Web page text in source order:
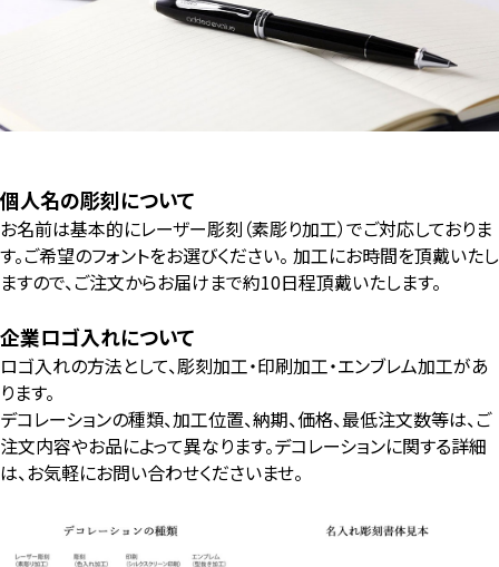
個人名の彫刻について
お名前は基本的にレーザー彫刻（素彫り加工）でご対応しておりま
す。ご希望のフォントをお選びください。 加工にお時間を頂戴いたし
ますので、ご注文からお届けまで約10日程頂戴いたします。
企業ロゴ入れについて
ロゴ入れの方法として、彫刻加工・印刷加工・エンブレム加工があ
ります。
デコレーションの種類、加工位置、納期、価格、最低注文数等は、ご
注文内容やお品によって異なります。デコレーションに関する詳細
は、お気軽にお問い合わせくださいませ。